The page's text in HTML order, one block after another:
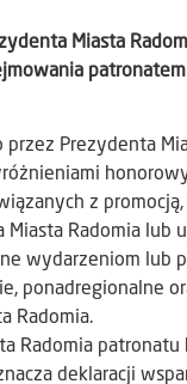
Miasta
Prezydenta
z
Radomia lub
wydarzeniom lub
ponadregionalne
Radomia.
Radomia
deklaracji